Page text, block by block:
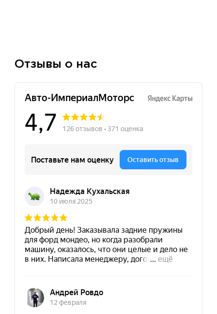
Отзывы о нас